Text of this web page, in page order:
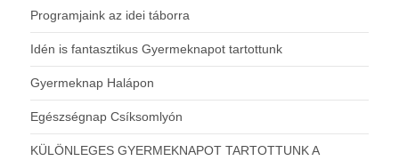
Programjaink az idei táborra
Idén is fantasztikus Gyermeknapot tartottunk
Gyermeknap Halápon
Egészségnap Csíksomlyón
KÜLÖNLEGES GYERMEKNAPOT TARTOTTUNK A